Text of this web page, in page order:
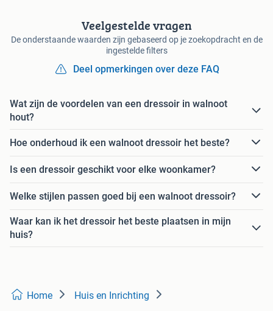
Veelgestelde vragen
De onderstaande waarden zijn gebaseerd op je zoekopdracht en de
ingestelde filters
Deel opmerkingen over deze FAQ
Wat zijn de voordelen van een dressoir in walnoot
hout?
Hoe onderhoud ik een walnoot dressoir het beste?
Is een dressoir geschikt voor elke woonkamer?
Welke stijlen passen goed bij een walnoot dressoir?
Waar kan ik het dressoir het beste plaatsen in mijn
huis?
Home Huis en Inrichting